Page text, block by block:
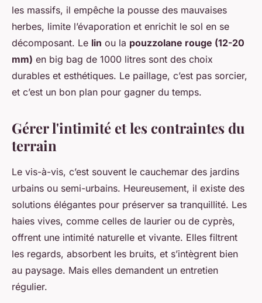
les massifs, il empêche la pousse des mauvaises
herbes, limite l’évaporation et enrichit le sol en se
décomposant. Le lin ou la pouzzolane rouge (12-20
mm) en big bag de 1000 litres sont des choix
durables et esthétiques. Le paillage, c’est pas sorcier,
et c’est un bon plan pour gagner du temps.
Gérer l'intimité et les contraintes du
terrain
Le vis-à-vis, c’est souvent le cauchemar des jardins
urbains ou semi-urbains. Heureusement, il existe des
solutions élégantes pour préserver sa tranquillité. Les
haies vives, comme celles de laurier ou de cyprès,
offrent une intimité naturelle et vivante. Elles filtrent
les regards, absorbent les bruits, et s’intègrent bien
au paysage. Mais elles demandent un entretien
régulier.